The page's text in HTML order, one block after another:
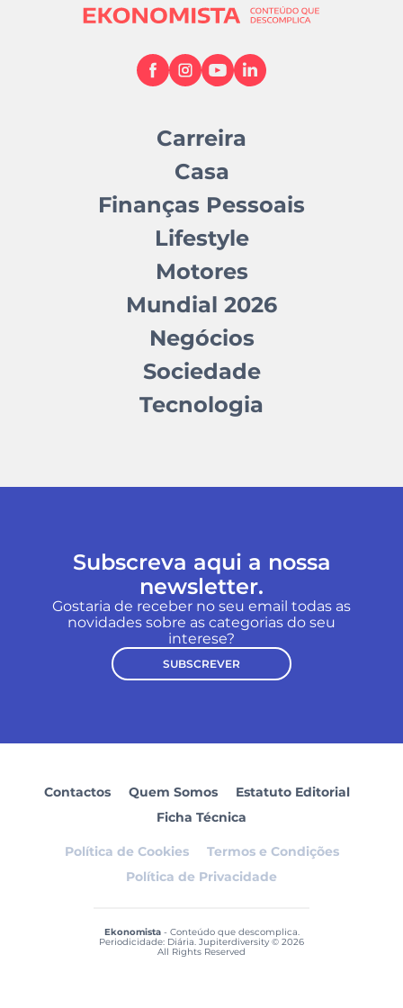
Carreira
Casa
Finanças Pessoais
Lifestyle
Motores
Mundial 2026
Negócios
Sociedade
Tecnologia
Subscreva aqui a nossa
newsletter.
Gostaria de receber no seu email todas as
novidades sobre as categorias do seu
interese?
SUBSCREVER
Contactos Quem Somos
Estatuto Editorial
Ficha Técnica
Política de Cookies
Termos e Condições
Política de Privacidade
Ekonomista- Conteúdo que descomplica.
Periodicidade: Diária. Jupiterdiversity © 2026
All Rights Reserved